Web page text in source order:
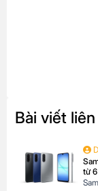
Bài viết
từ